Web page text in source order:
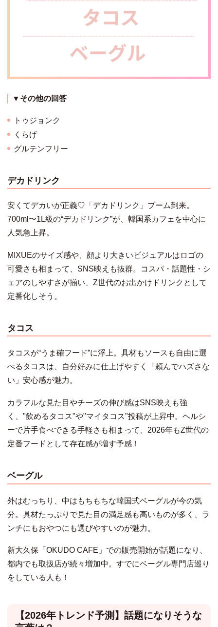
▼その他の回答
トゥジョンク
くらげ
グルテンフリー
デカドリンク
安くてデカいが正義♡「デカドリンク」ブーム到来。
700ml〜1L級の“デカドリンク”が、韓国系カフェを中心に
人気急上昇。
MIXUEのサイズ感や、顔より大きいビジュアルはロゴの
可愛さも相まって、SNS映えも抜群。コスパ・話題性・シ
ェアのしやすさが揃い、Z世代のお出かけドリンクとして
定番化しそう。
タコス
タコスが“うま確フード”に浮上。具材もソースも自由に選
べるタコスは、自分好みに仕上げやすく「頼んでハズさな
い」安心感が魅力。
カラフルな見た目やチーズの伸び感はSNS映えも強
く、"飲めるタコス"や"マイタコス"投稿が上昇中。ヘルシ
ーで片手食べできる手軽さも相まって、2026年もZ世代の
定番フードとして存在感が増す予感！
ベーグル
外はむっちり、中はもちもちな韓国式ベーグルが今の気
分。具材たっぷりで見た目の満足感も高いものが多く、ラ
ンチにもおやつにも選びやすいのが魅力。
新大久保「OKUDO CAFE」での販売開始が話題になり、
都内でも取扱店が続々増加中。すでにベーグル専門店巡り
をしている人も！
【2026年トレンド予測】話題になりそうな